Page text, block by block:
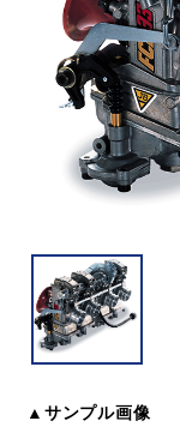
▲サンプル画像